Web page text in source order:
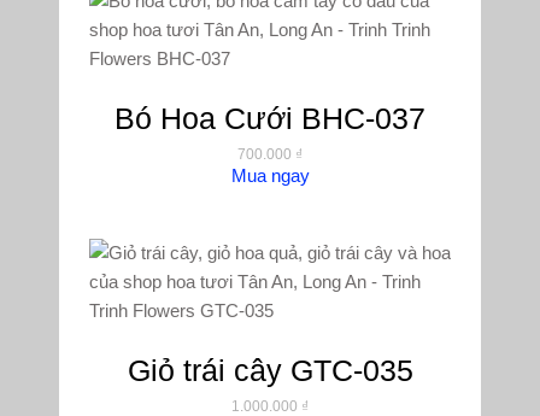
Bó Hoa Cưới BHC-037
700.000 ₫
Mua ngay
Giỏ trái cây GTC-035
1.000.000 ₫